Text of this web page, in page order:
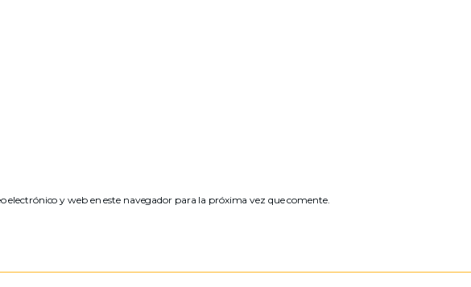
electrónico y web en este navegador para la próxima vez que comente.